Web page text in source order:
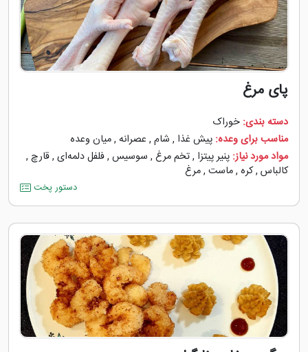
پای مرغ
دسته بندی: خوراک
مناسب برای وعده: پیش غذا , شام , عصرانه ,میان وعده
مواد مورد نیاز: پنیر پیتزا ,تخم مرغ , سوسیس ,فلفل دلمه‌‌ای ,قارچ ,
کالباس ,کره ,ماست ,مرغ
دستور پخت